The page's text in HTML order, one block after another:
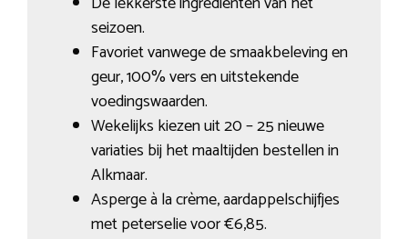
seizoen.
Favoriet vanwege de smaakbeleving en
geur, 100% vers en uitstekende
voedingswaarden.
Wekelijks kiezen uit 20 – 25 nieuwe
variaties bij het maaltijden bestellen in
Alkmaar.
Asperge à la crème, aardappelschijfjes
met peterselie voor €6,85.